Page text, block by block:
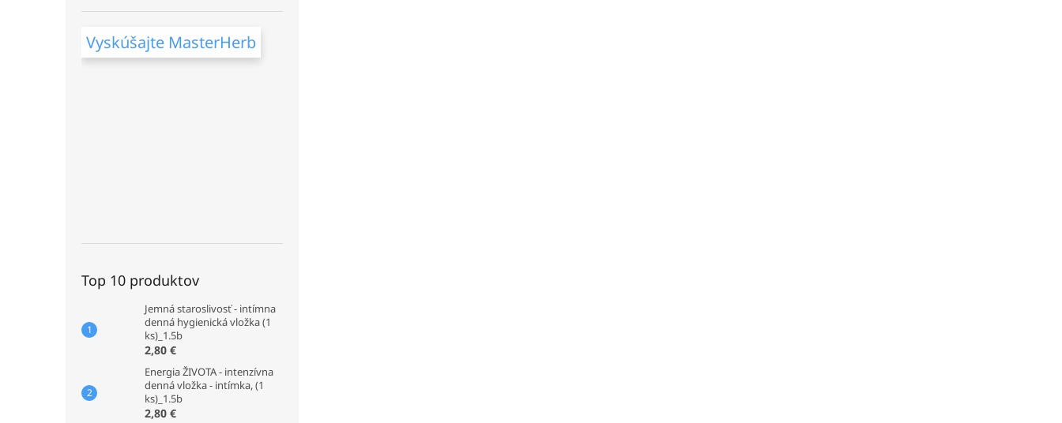
Vyskúšajte MasterHerb
Top 10 produktov
Jemná staroslivosť - intímna
denná hygienická vložka (1
ks)_1.5b
2,80 €
Energia ŽIVOTA - intenzívna
denná vložka - intímka, (1
ks)_1.5b
2,80 €